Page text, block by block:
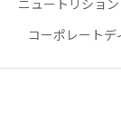
ニュートリショ
コーポレート